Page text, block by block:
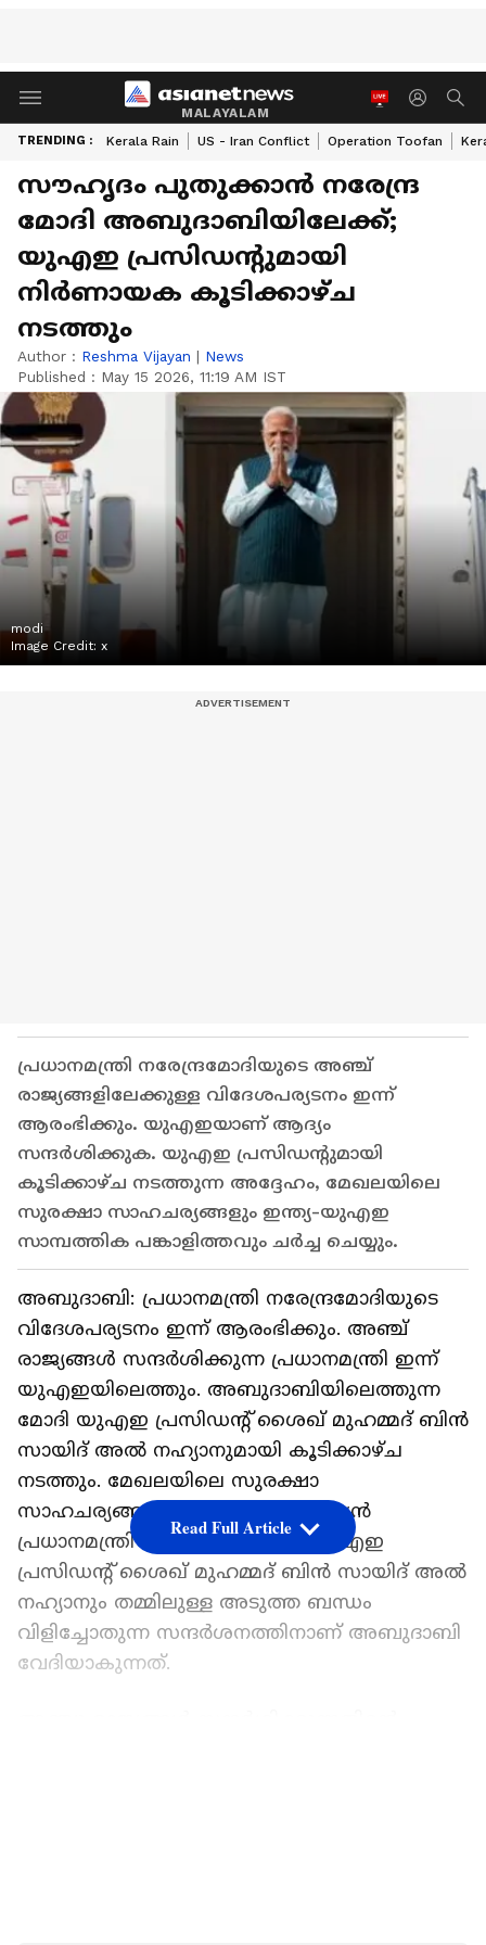
MALAYALAM
TRENDING : Kerala Rain US - Iran Conflict Operation Toofan
സൗഹൃദം പുതുക്കാൻ നരേന്ദ്ര
മോദി അബുദാബിയിലേക്ക്;
യുഎഇ പ്രസിഡന്‍റുമായി
നിർണായക കൂടിക്കാഴ്ച
നടത്തും
Author : Reshma Vijayan | News
Published : May 15 2026, 11:19 AM IST
modi
Image Credit: x
പ്രധാനമന്ത്രി നരേന്ദ്രമോദിയുടെ അഞ്ച്
രാജ്യങ്ങളിലേക്കുള്ള വിദേശപര്യടനം ഇന്ന്
ആരംഭിക്കും. യുഎഇയാണ് ആദ്യം
സന്ദർശിക്കുക. യുഎഇ പ്രസിഡന്‍റുമായി
കൂടിക്കാഴ്ച നടത്തുന്ന അദ്ദേഹം, മേഖലയിലെ
സുരക്ഷാ സാഹചര്യങ്ങളും ഇന്ത്യ-യുഎഇ
സാമ്പത്തിക പങ്കാളിത്തവും ചർച്ച ചെയ്യും.
അബുദാബി: പ്രധാനമന്ത്രി നരേന്ദ്രമോദിയുടെ
വിദേശപര്യടനം ഇന്ന് ആരംഭിക്കും. അഞ്ച്
രാജ്യങ്ങൾ സന്ദർശിക്കുന്ന പ്രധാനമന്ത്രി ഇന്ന്
യുഎഇയിലെത്തും. അബുദാബിയിലെത്തുന്ന
മോദി യുഎഇ പ്രസിഡന്‍റ് ശൈഖ് മുഹമ്മദ് ബിൻ
സായിദ് അൽ നഹ്യാനുമായി കൂടിക്കാഴ്ച
നടത്തും. മേഖലയിലെ സുരക്ഷാ
സാഹചര്യങ്ങൾ ചർച്ചയാകും. ഇന്ത്യൻ
പ്രധാനമന്ത്രി നരേന്ദ്ര മോദിയും യുഎഇ
പ്രസിഡന്‍റ് ശൈഖ് മുഹമ്മദ് ബിൻ സായിദ് അൽ
നഹ്യാനും തമ്മിലുള്ള അടുത്ത ബന്ധം
വിളിച്ചോതുന്ന സന്ദർശനത്തിനാണ് അബുദാബി
വേദിയാകുന്നത്.
Read Full Article